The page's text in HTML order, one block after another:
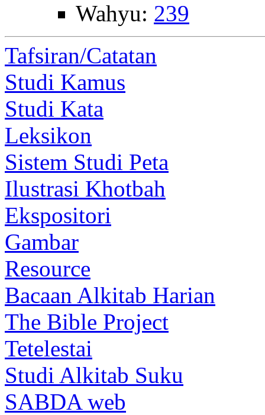
Wahyu: 239
Tafsiran/Catatan
Studi Kamus
Studi Kata
Leksikon
Sistem Studi Peta
Ilustrasi Khotbah
Ekspositori
Gambar
Resource
Bacaan Alkitab Harian
The Bible Project
Tetelestai
Studi Alkitab Suku
SABDA web